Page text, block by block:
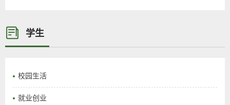
学生
校园生活
就业创业